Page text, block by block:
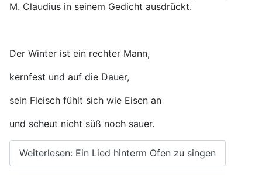
M. Claudius in seinem Gedicht ausdrückt.
Der Winter ist ein rechter Mann,
kernfest und auf die Dauer,
sein Fleisch fühlt sich wie Eisen an
und scheut nicht süß noch sauer.
Weiterlesen: Ein Lied hinterm Ofen zu singen